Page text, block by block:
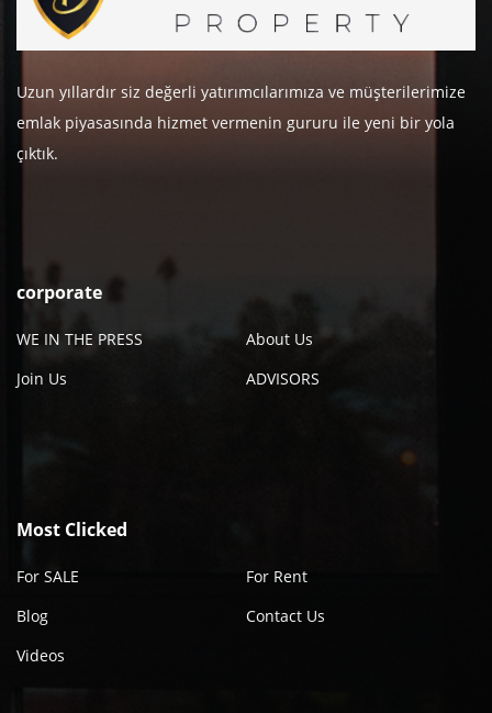
Uzun yıllardır siz değerli yatırımcılarımıza ve müşterilerimize
emlak piyasasında hizmet vermenin gururu ile yeni bir yola
çıktık.
corporate
WE IN THE PRESS
About Us
Join Us
ADVISORS
Most Clicked
For SALE
For Rent
Blog
Contact Us
Videos